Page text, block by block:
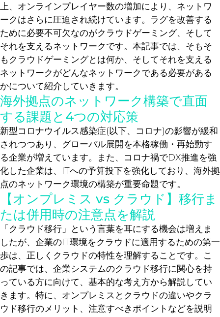
上、オンラインプレイヤー数の増加により、ネットワ
ークはさらに圧迫され続けています。ラグを改善する
ために必要不可欠なのがクラウドゲーミング、そして
それを支えるネットワークです。本記事では、そもそ
もクラウドゲーミングとは何か、そしてそれを支える
ネットワークがどんなネットワークである必要がある
かについて紹介していきます。
海外拠点のネットワーク構築で直面
する課題と4つの対応策
新型コロナウイルス感染症(以下、コロナ)の影響が緩和
されつつあり、グローバル展開を本格稼働・再始動す
る企業が増えています。また、コロナ禍でDX推進を強
化した企業は、ITへの予算投下を強化しており、海外拠
点のネットワーク環境の構築が重要命題です。
【オンプレミス vs クラウド】移行ま
たは併用時の注意点を解説
「クラウド移行」という言葉を耳にする機会は増えま
したが、企業のIT環境をクラウドに適用するための第一
歩は、正しくクラウドの特性を理解することです。こ
の記事では、企業システムのクラウド移行に関心を持
っている方に向けて、基本的な考え方から解説してい
きます。特に、オンプレミスとクラウドの違いやクラ
ウド移行のメリット、注意すべきポイントなどを説明